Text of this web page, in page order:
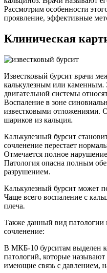
Рассмотрим особенности
проявление, эффективные
Клиническая
Известковый бурсит врачи
калькулезным или
двигательной системы
Воспаление в зоне
известковыми отложениями.
шариков из кальция.
Калькулезный бурсит
сочленение перестает
Отмечается полное
Патология опасна полным
разрушением.
Калькулезный бурсит может
Чаще всего воспаление с
плеча.
Также данный вид патологии
сочленение:
В МКБ-10 бурситам выделен
патологий, которые
имеющие связь с давлением,